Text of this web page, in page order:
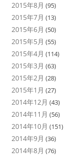
2015年8月 (95)
2015年7月 (13)
2015年6月 (50)
2015年5月 (55)
2015年4月 (114)
2015年3月 (63)
2015年2月 (28)
2015年1月 (27)
2014年12月 (43)
2014年11月 (56)
2014年10月 (151)
2014年9月 (36)
2014年8月 (76)